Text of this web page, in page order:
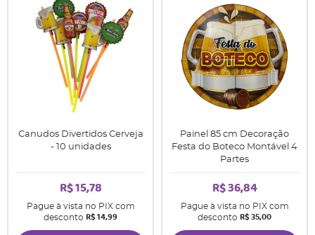
Canudos Divertidos Cerveja
- 10 unidades
R$ 15,78
Pague à vista no PIX com
desconto R$ 14,99
Painel 85 cm Decoração
Festa do Boteco Montável 4
Partes
R$ 36,84
Pague à vista no PIX com
desconto R$ 35,00